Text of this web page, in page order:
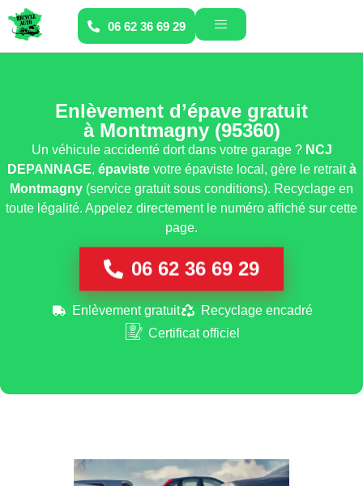
06 62 36 69 29
Enlèvement d’épave gratuit
à Montmagny (95360)
Un véhicule accidenté dort dans votre garage ? NCJ
DEPANNAGE, épavistevotre épaviste local, gère le retraità
Montmagny (service gratuit sous conditions). Recyclage en
toute légalité. Appelez directement le numéro affiché sur cette
page.
06 62 36 69 29
Enlèvement gratuit
Recyclage encadré
Certificat officiel